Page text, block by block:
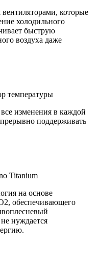
которые
холодильного
быструю
воздуха даже
температуры
изменения в каждой
поддерживать
Titanium
на основе
обеспечивающего
нуждается